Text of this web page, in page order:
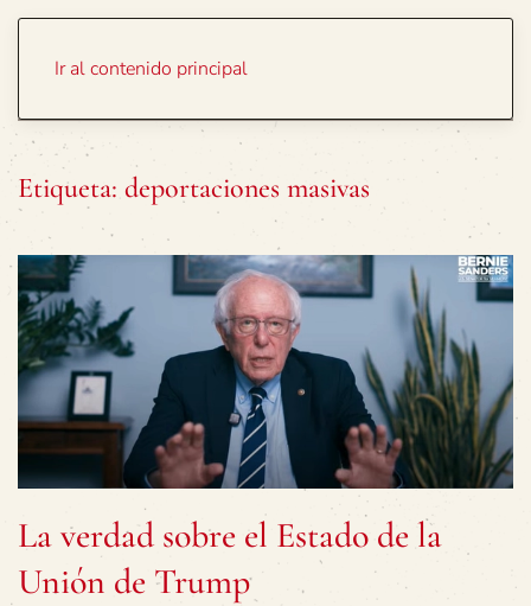
Ir al contenido principal
Etiqueta: deportaciones masivas
La verdad sobre el Estado de la
Unión de Trump